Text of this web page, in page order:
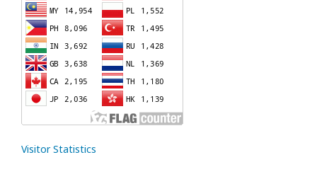
Visitor Statistics